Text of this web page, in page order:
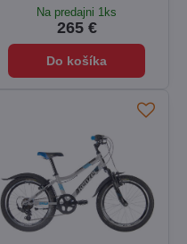
Na predajni 1ks
265 €
Do košíka